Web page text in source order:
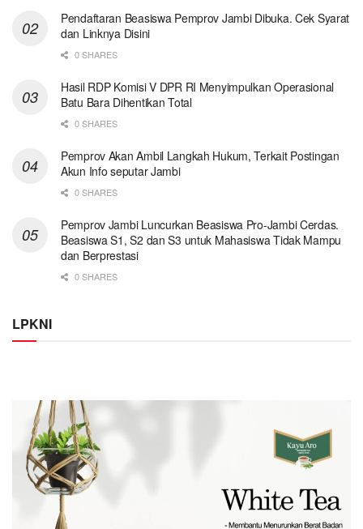
Pendaftaran Beasiswa Pemprov Jambi Dibuka. Cek Syarat
dan Linknya Disini
0 SHARES
Hasil RDP Komisi V DPR RI Menyimpulkan Operasional
Batu Bara Dihentikan Total
0 SHARES
Pemprov Akan Ambil Langkah Hukum, Terkait Postingan
Akun Info seputar Jambi
0 SHARES
Pemprov Jambi Luncurkan Beasiswa Pro-Jambi Cerdas.
Beasiswa S1, S2 dan S3 untuk Mahasiswa Tidak Mampu
dan Berprestasi
0 SHARES
LPKNI